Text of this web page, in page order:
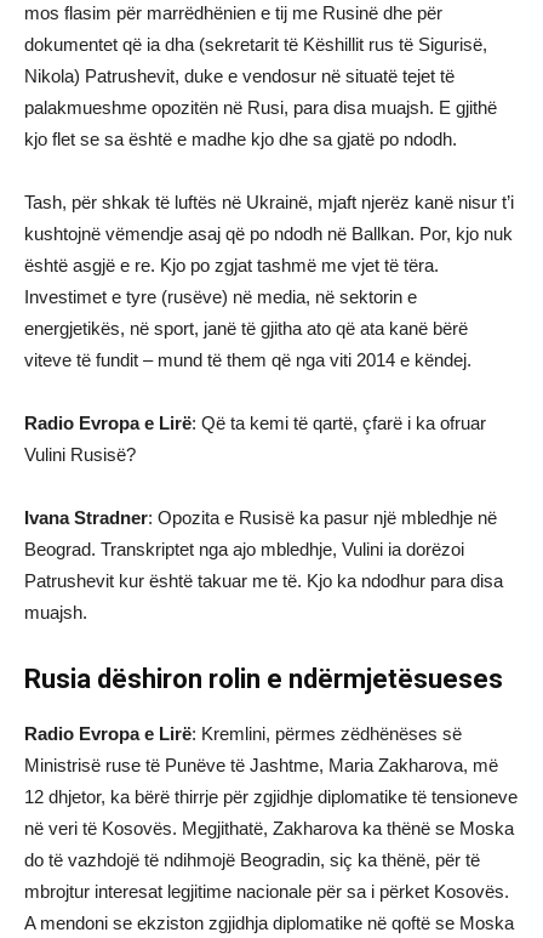
mos flasim për marrëdhënien e tij me Rusinë dhe për
dokumentet që ia dha (sekretarit të Këshillit rus të Sigurisë,
Nikola) Patrushevit, duke e vendosur në situatë tejet të
palakmueshme opozitën në Rusi, para disa muajsh. E gjithë
kjo flet se sa është e madhe kjo dhe sa gjatë po ndodh.
Tash, për shkak të luftës në Ukrainë, mjaft njerëz kanë nisur t’i
kushtojnë vëmendje asaj që po ndodh në Ballkan. Por, kjo nuk
është asgjë e re. Kjo po zgjat tashmë me vjet të tëra.
Investimet e tyre (rusëve) në media, në sektorin e
energjetikës, në sport, janë të gjitha ato që ata kanë bërë
viteve të fundit – mund të them që nga viti 2014 e këndej.
Radio Evropa e Lirë: Që ta kemi të qartë, çfarë i ka ofruar
Vulini Rusisë?
Ivana Stradner: Opozita e Rusisë ka pasur një mbledhje në
Beograd. Transkriptet nga ajo mbledhje, Vulini ia dorëzoi
Patrushevit kur është takuar me të. Kjo ka ndodhur para disa
muajsh.
Rusia dëshiron rolin e ndërmjetësueses
Radio Evropa e Lirë: Kremlini, përmes zëdhënëses së
Ministrisë ruse të Punëve të Jashtme, Maria Zakharova, më
12 dhjetor, ka bërë thirrje për zgjidhje diplomatike të tensioneve
në veri të Kosovës. Megjithatë, Zakharova ka thënë se Moska
do të vazhdojë të ndihmojë Beogradin, siç ka thënë, për të
mbrojtur interesat legjitime nacionale për sa i përket Kosovës.
A mendoni se ekziston zgjidhja diplomatike në qoftë se Moska